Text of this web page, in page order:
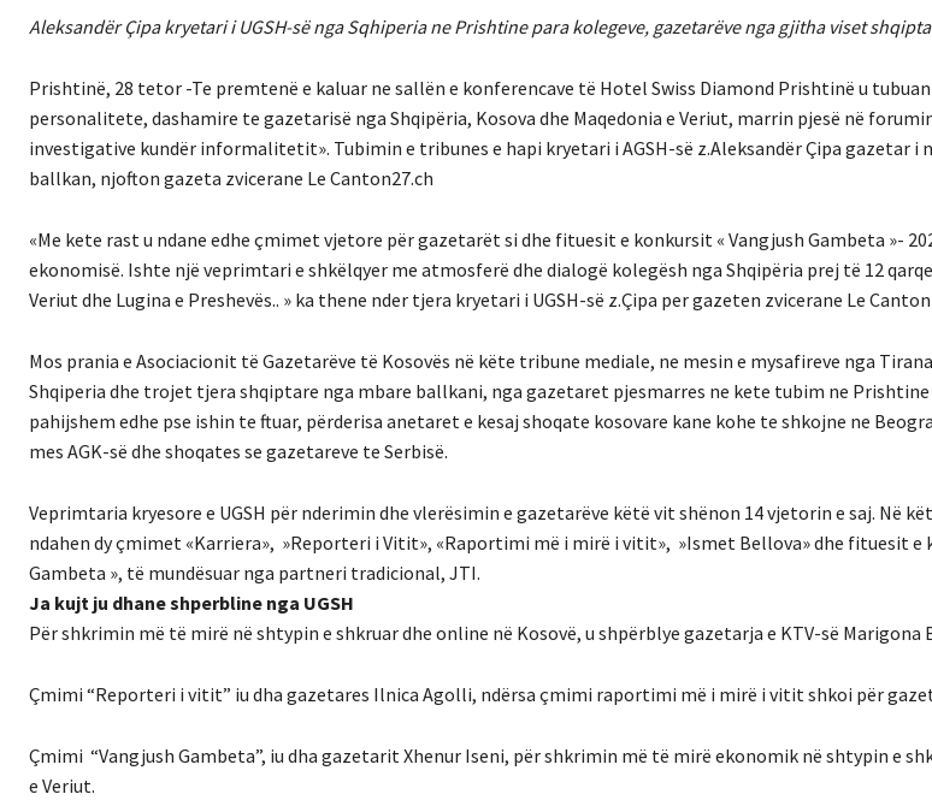
Aleksandër Çipa kryetari i UGSH-së nga Sqhiperia ne Prishtine para kolegeve, gazetarëve nga gjitha viset
Prishtinë, 28 tetor -Te premtenë e kaluar ne sallën e konferencave të Hotel Swiss Diamond Prishtinë u
personalitete, dashamire te gazetarisë nga Shqipëria, Kosova dhe Maqedonia e Veriut, marrin pjesë në
investigative kundër informalitetit». Tubimin e tribunes e hapi kryetari i AGSH-së z.Aleksandër Çipa gazetar i
ballkan, njofton gazeta zvicerane Le Canton27.ch
«Me kete rast u ndane edhe çmimet vjetore për gazetarët si dhe fituesit e konkursit « Vangjush Gambeta »-
ekonomisë. Ishte një veprimtari e shkëlqyer me atmosferë dhe dialogë kolegësh nga Shqipëria prej të 12
Veriut dhe Lugina e Preshevës.. » ka thene nder tjera kryetari i UGSH-së z.Çipa per gazeten zvicerane Le
Mos prania e Asociacionit të Gazetarëve të Kosovës në këte tribune mediale, ne mesin e mysafireve nga
Shqiperia dhe trojet tjera shqiptare nga mbare ballkani, nga gazetaret pjesmarres ne kete tubim ne Prishtine
pahijshem edhe pse ishin te ftuar, përderisa anetaret e kesaj shoqate kosovare kane kohe te shkojne ne
mes AGK-së dhe shoqates se gazetareve te Serbisë.
Veprimtaria kryesore e UGSH për nderimin dhe vlerësimin e gazetarëve këtë vit shënon 14 vjetorin e saj. Në
ndahen dy çmimet «Karriera», »Reporteri i Vitit», «Raportimi më i mirë i vitit», »Ismet Bellova» dhe fituesit e
Gambeta », të mundësuar nga partneri tradicional, JTI.
Ja kujt ju dhane shperbline nga UGSH
Për shkrimin më të mirë në shtypin e shkruar dhe online në Kosovë, u shpërblye gazetarja e KTV-së Marigona
Çmimi “Reporteri i vitit” iu dha gazetares Ilnica Agolli, ndërsa çmimi raportimi më i mirë i vitit shkoi për
Çmimi “Vangjush Gambeta”, iu dha gazetarit Xhenur Iseni, për shkrimin më të mirë ekonomik në shtypin e
e Veriut.